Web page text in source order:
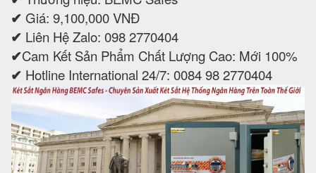
✔ Giá: 9,100,000 VNĐ
✔ Liên Hệ Zalo: 098 2770404
✔Cam Kết Sản Phẩm Chất Lượng Cao: Mới 100%
✔ Hotline International 24/7: 0084 98 2770404